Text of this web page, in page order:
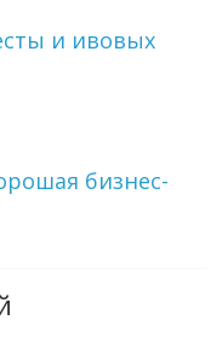
и ивовых
бизнес-